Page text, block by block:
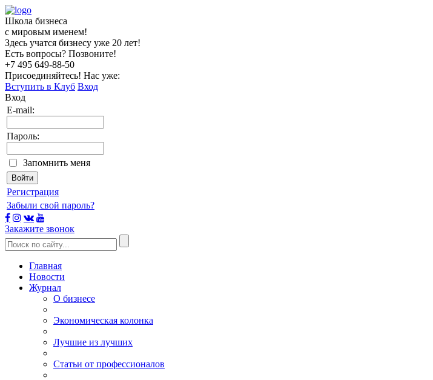
Школа бизнеса
с мировым именем!
Здесь учатся бизнесу уже 20 лет!
Есть вопросы? Позвоните!
+7 495 649-88-50
Присоединяйтесь! Нас уже:
Вступить в Клуб Вход
Вход
E-mail:
Пароль:
Запомнить меня
Регистрация
Забыли свой пароль?
Закажите звонок
Главная
Новости
Журнал
О бизнесе
Экономическая колонка
Лучшие из лучших
Статьи от профессионалов